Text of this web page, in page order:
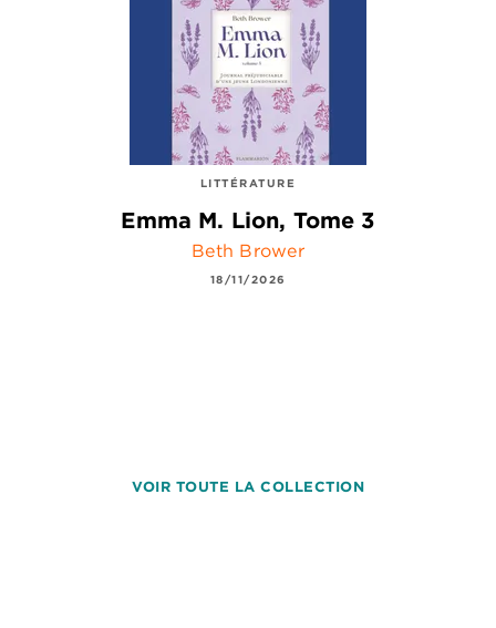
LITTÉRATURE
Emma M. Lion, Tome 3
Beth Brower
18/11/2026
VOIR TOUTE LA COLLECTION